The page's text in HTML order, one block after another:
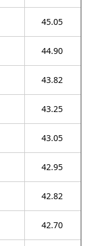
45.05
44.90
43.82
43.25
43.05
42.95
42.82
42.70